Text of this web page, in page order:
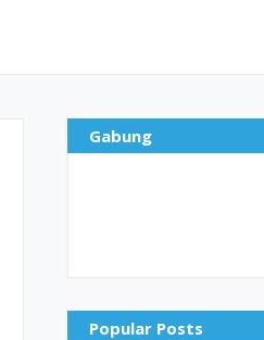
Gabung
Popular Posts